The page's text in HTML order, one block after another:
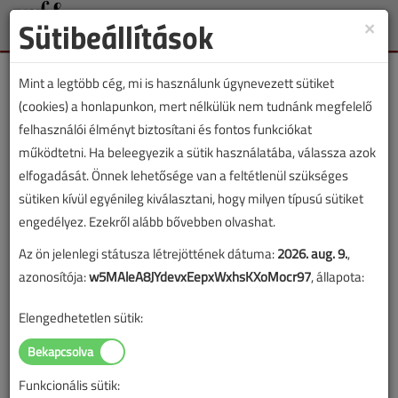
Toggle
Lapszám:
TARTALOM
Gázellátás Szakmatörténet
A gázszolgáltatás kezdete
Magyarországon
2017/11. lapszám
×
Sütibeállítások
Mint a legtöbb cég, mi is használunk úgynevezett sütiket
(cookies) a honlapunkon, mert nélkülük nem tudnánk megfelelő
felhasználói élményt biztosítani és fontos funkciókat
működtetni. Ha beleegyezik a sütik használatába, válassza azok
elfogadását. Önnek lehetősége van a feltétlenül szükséges
sütiken kívül egyénileg kiválasztani, hogy milyen típusú sütiket
engedélyez. Ezekről alább bővebben olvashat.
Az ön jelenlegi státusza létrejöttének dátuma:2026. aug. 9.,
azonosítója:w5MAleA8JYdevxEepxWxhsKXoMocr97, állapota:
Elengedhetetlen sütik:
Funkcionális sütik: